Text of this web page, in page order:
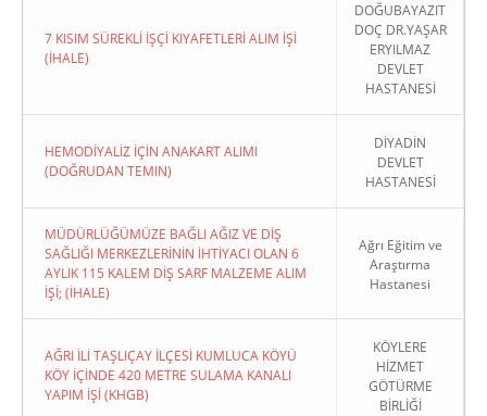
7 KISIM SÜREKLİ İŞÇİ KIYAFETLERİ ALIM İŞİ
(İHALE)
DOĞUBAYAZIT
DOÇ DR.YAŞAR
ERYILMAZ
DEVLET
HASTANESİ
HEMODİYALİZ İÇİN ANAKART ALIMI
(DOĞRUDAN TEMIN)
DİYADİN
DEVLET
HASTANESİ
MÜDÜRLÜĞÜMÜZE BAĞLI AĞIZ VE DİŞ
SAĞLIĞI MERKEZLERİNİN İHTİYACI OLAN 6
AYLIK 115 KALEM DİŞ SARF MALZEME ALIM
İŞİ; (İHALE)
Ağrı Eğitim ve
Araştırma
Hastanesi
AĞRI İLİ TAŞLIÇAY İLÇESİ KUMLUCA KÖYÜ
KÖY İÇİNDE 420 METRE SULAMA KANALI
YAPIM İŞİ (KHGB)
KÖYLERE
HİZMET
GÖTÜRME
BİRLİĞİ